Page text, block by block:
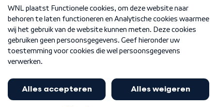
Nieuwsbrief
Word Lid